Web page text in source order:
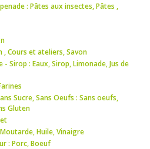
: Pâtes aux insectes,Pâtes ,
,Cours et ateliers,Savon
- Sirop : Eaux,Sirop,Limonade,Jus de
Sucre, Sans Oeufs : Sans oeufs,
Gluten
,Huile,Vinaigre
: Porc,Boeuf